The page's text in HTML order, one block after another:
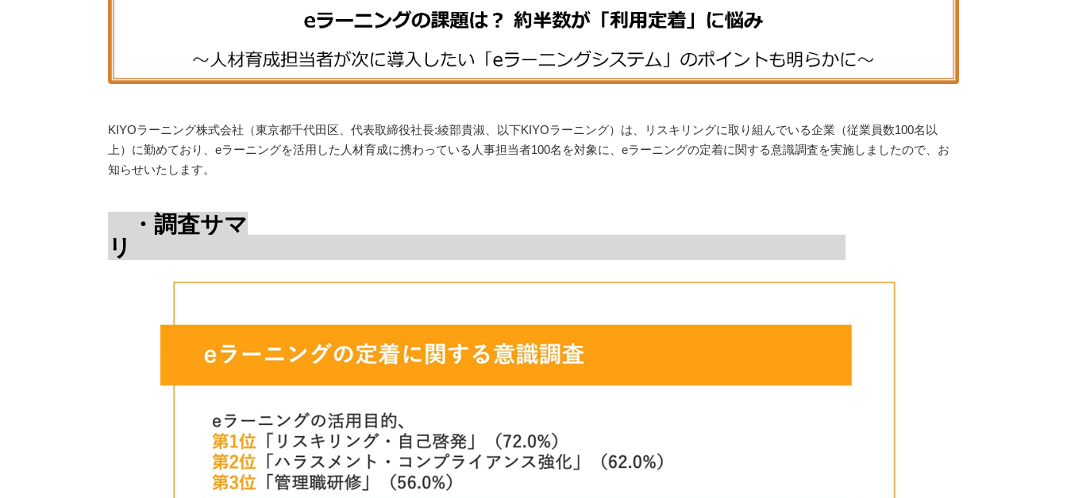
KIYOラーニング株式会社（東京都千代田区、代表取締役社長:綾部貴淑、以下KIYOラーニング）は、リスキリングに取り組んでいる企業（従業員数100名以
上）に勤めており、eラーニングを活用した人材育成に携わっている人事担当者100名を対象に、eラーニングの定着に関する意識調査を実施しましたので、お
知らせいたします。
・調査サマ
リ